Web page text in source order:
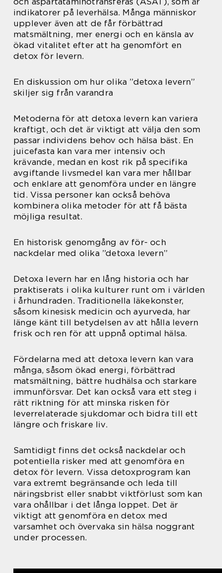
indikatorer på leverhälsa. Många människor
upplever även att de får förbättrad
matsmältning, mer energi och en känsla av
ökad vitalitet efter att ha genomfört en
detox för levern.
En diskussion om hur olika ”detoxa levern”
skiljer sig från varandra
Metoderna för att detoxa levern kan variera
kraftigt, och det är viktigt att välja den som
passar individens behov och hälsa bäst. En
juicefasta kan vara mer intensiv och
krävande, medan en kost rik på specifika
avgiftande livsmedel kan vara mer hållbar
och enklare att genomföra under en längre
tid. Vissa personer kan också behöva
kombinera olika metoder för att få bästa
möjliga resultat.
En historisk genomgång av för- och
nackdelar med olika ”detoxa levern”
Detoxa levern har en lång historia och har
praktiserats i olika kulturer runt om i världen
i århundraden. Traditionella läkekonster,
såsom kinesisk medicin och ayurveda, har
länge känt till betydelsen av att hålla levern
frisk och ren för att uppnå optimal hälsa.
Fördelarna med att detoxa levern kan vara
många, såsom ökad energi, förbättrad
matsmältning, bättre hudhälsa och starkare
immunförsvar. Det kan också vara ett steg i
rätt riktning för att minska risken för
leverrelaterade sjukdomar och bidra till ett
längre och friskare liv.
Samtidigt finns det också nackdelar och
potentiella risker med att genomföra en
detox för levern. Vissa detoxprogram kan
vara extremt begränsande och leda till
näringsbrist eller snabbt viktförlust som kan
vara ohållbar i det långa loppet. Det är
viktigt att genomföra en detox med
varsamhet och övervaka sin hälsa noggrant
under processen.